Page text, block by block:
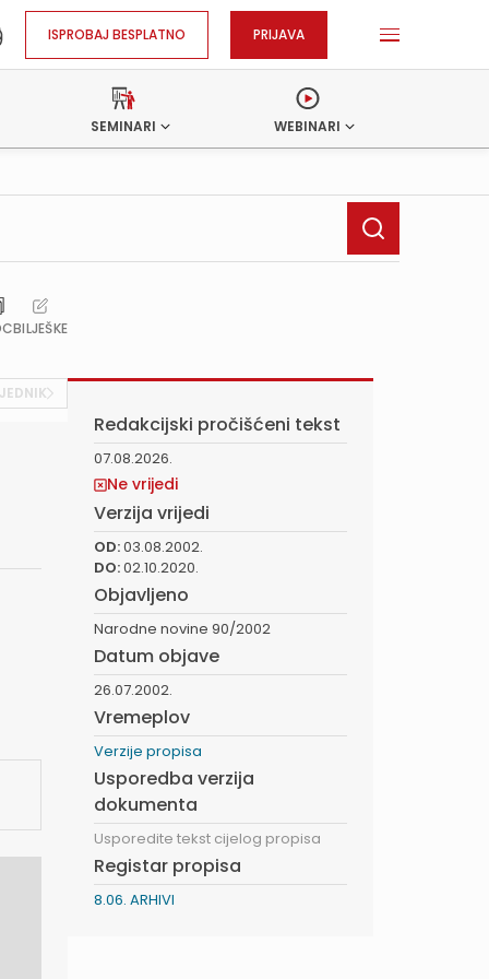
ISPROBAJ BESPLATNO PRIJAVA
SEMINARI WEBINARI
BILJEŠKE
Redakcijski pročišćeni tekst
07.08.2026.
Ne vrijedi
Verzija vrijedi
OD:03.08.2002.
DO:02.10.2020.
Objavljeno
Narodne novine 90/2002
Datum objave
26.07.2002.
Vremeplov
Verzije propisa
Usporedba verzija
dokumenta
Usporedite tekst cijelog propisa
Registar propisa
8.06. ARHIVI